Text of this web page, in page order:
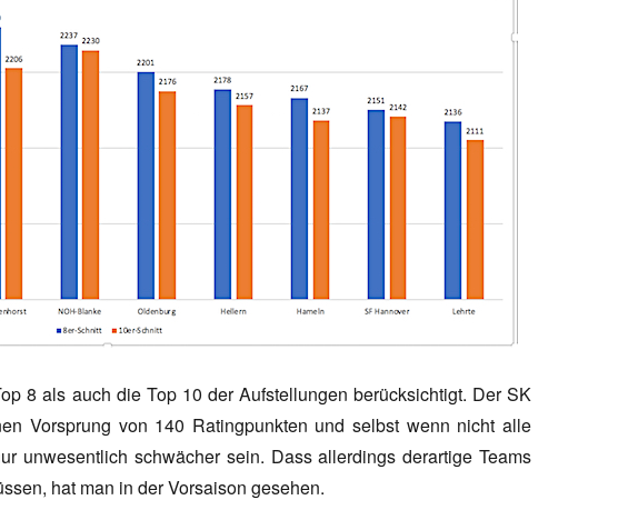
8 als auch die Top 10 der Aufstellungen berücksichtigt. Der SK
Vorsprung von 140 Ratingpunkten und selbst wenn nicht alle
unwesentlich schwächer sein. Dass allerdings derartige Teams
hat man in der Vorsaison gesehen.